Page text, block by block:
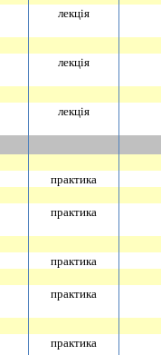
лекцiя
лекцiя
лекцiя
практика
практика
практика
практика
практика